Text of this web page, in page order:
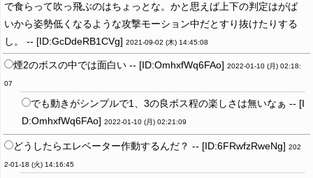
で食らって吹っ飛ぶのはちょっとな。かと思えば上下の判定はがば
いから姿勢低くなるような攻撃モーション中だとすり抜けたりする
し。 -- [ID:GcDdeRB1CVg] 2021-09-02 (木) 14:45:08
煙2のボスの中では面白い -- [ID:OmhxfWq6FAo] 2022-01-10 (月) 02:18:
07
でも動きがシンプルで1、3の良ボス程の楽しさは無いなぁ -- [I
D:OmhxfWq6FAo] 2022-01-10 (月) 02:21:09
どうしたらエレベーター作動するんだ？ -- [ID:6FRwfzRweNg] 202
2-01-18 (火) 14:16:45